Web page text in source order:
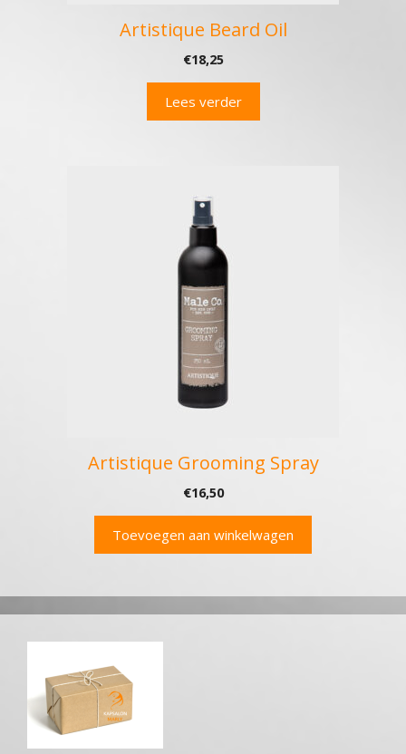
Artistique Beard Oil
€18,25
Lees verder
Artistique Grooming Spray
€16,50
Toevoegen aan winkelwagen